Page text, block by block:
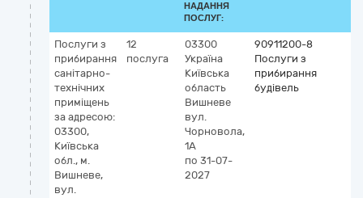
НАДАННЯ
ПОСЛУГ:
Послуги з
прибирання
санітарно-
технічних
приміщень
за адресою:
03300,
Київська
обл., м.
Вишневе,
вул.
12
послуга
03300
Україна
Київська
область
Вишневе
вул.
Чорновола,
1А
по 31-07-
2027
90911200-8
Послуги з
прибирання
будівель